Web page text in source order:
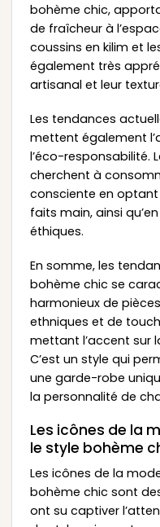
bohème chic,
de fraîcheur à
coussins en kilim et
également très
artisanal et leur
Les tendances
mettent également
l’éco-responsabilité.
cherchent à
consciente en
faits main, ainsi
éthiques.
En somme, les
bohème chic se
harmonieux de
ethniques et de
mettant l’accent sur
C’est un style qui
une garde-robe
la personnalité de
Les icônes de la
le style bohème
Les icônes de la
bohème chic sont
ont su captiver